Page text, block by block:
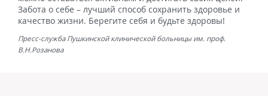
Забота о себе – лучший способ сохранить здоровье и
качество жизни. Берегите себя и будьте здоровы!
Пресс-служба Пушкинской клинической больницы им. проф.
В.Н.Розанова